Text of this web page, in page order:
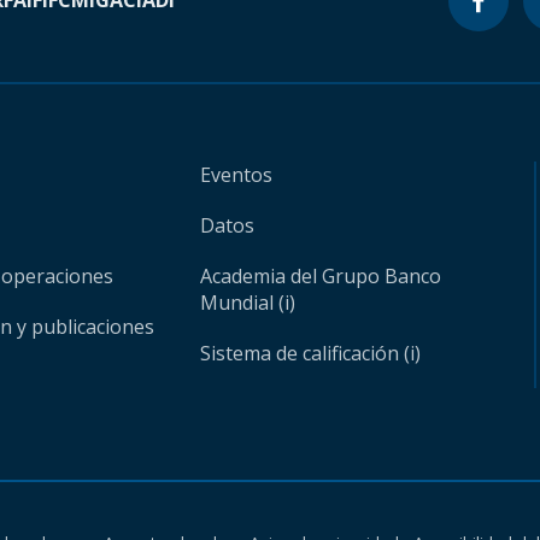
y publicaciones
Eventos
Datos
Academia del Grupo Banco
Mundial (i)
Sistema de calificación (i)